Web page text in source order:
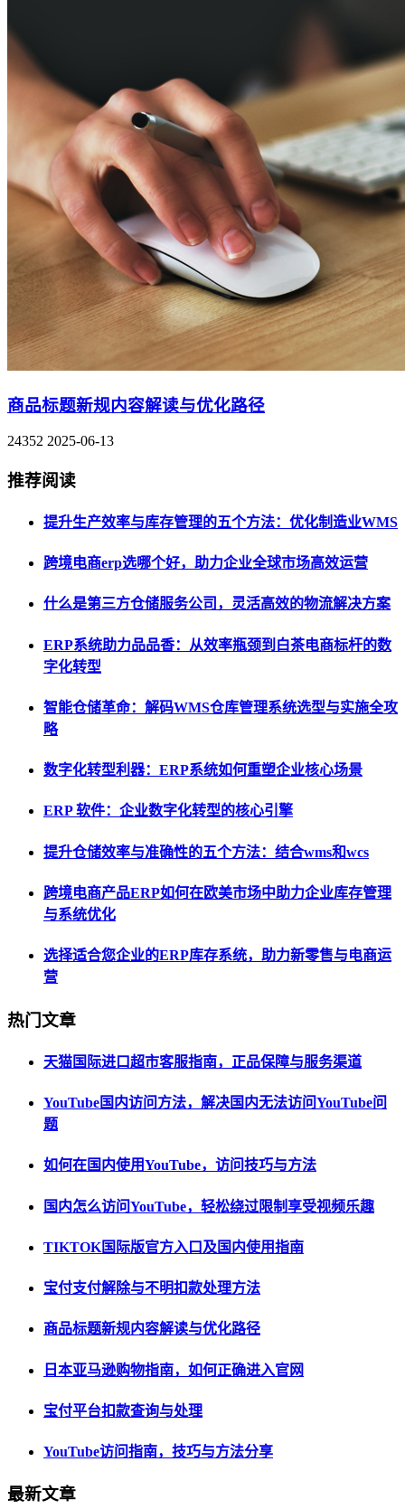
商品标题新规内容解读与优化路径
24352 2025-06-13
推荐阅读
提升生产效率与库存管理的五个方法：优化制造业WMS
跨境电商erp选哪个好，助力企业全球市场高效运营
什么是第三方仓储服务公司，灵活高效的物流解决方案
ERP系统助力品品香：从效率瓶颈到白茶电商标杆的数
字化转型
智能仓储革命：解码WMS仓库管理系统选型与实施全攻
略
数字化转型利器：ERP系统如何重塑企业核心场景
ERP 软件：企业数字化转型的核心引擎
提升仓储效率与准确性的五个方法：结合wms和wcs
跨境电商产品ERP如何在欧美市场中助力企业库存管理
与系统优化
选择适合您企业的ERP库存系统，助力新零售与电商运
营
热门文章
天猫国际进口超市客服指南，正品保障与服务渠道
YouTube国内访问方法，解决国内无法访问YouTube问
题
如何在国内使用YouTube，访问技巧与方法
国内怎么访问YouTube，轻松绕过限制享受视频乐趣
TIKTOK国际版官方入口及国内使用指南
宝付支付解除与不明扣款处理方法
商品标题新规内容解读与优化路径
日本亚马逊购物指南，如何正确进入官网
宝付平台扣款查询与处理
YouTube访问指南，技巧与方法分享
最新文章